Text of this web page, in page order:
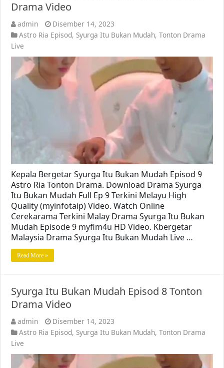
Drama Video
admin
Disember 14, 2023
Astro Ria Episod, Syurga Itu Bukan Mudah,Tonton Drama
Live
Kepala Bergetar Syurga Itu Bukan Mudah Episod 9
Astro Ria Tonton Drama. Download Drama Syurga
Itu Bukan Mudah Full Ep 9 Terkini Melayu High
Quality (myinfotaip) Video. Watch Online
Cerekarama Terkini Malay Drama Syurga Itu Bukan
Mudah Episode 9 myflm4u HD Video. Kbergetar
Malaysia Drama Syurga Itu Bukan Mudah Live …
Read More »
Syurga Itu Bukan Mudah Episod 8 Tonton
Drama Video
admin
Disember 14, 2023
Astro Ria Episod, Syurga Itu Bukan Mudah,Tonton Drama
Live